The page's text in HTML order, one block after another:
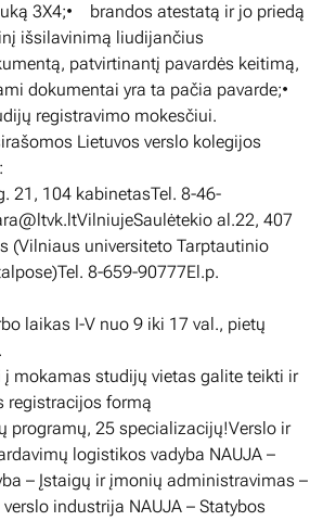
3X4;• brandos atestatą ir jo priedą
išsilavinimą liudijančius
patvirtinantį pavardės keitimą,
dokumentai yra ta pačia pavarde;•
registravimo mokesčiui.
Lietuvos verslo kolegijos
21, 104 kabinetasTel. 8-46-
ėtekio al.22, 407
(Vilniaus universiteto Tarptautinio
8-659-90777El.p.
laikas I-V nuo 9 iki 17 val., pietų
į mokamas studijų vietas galite teikti ir
registracijos formą
programų, 25 specializacijų!Verslo ir
logistikos vadyba NAUJA –
– Įstaigų ir įmonių administravimas –
industrija NAUJA – Statybos